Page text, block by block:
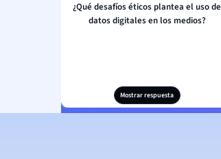
¿Qué desafíos éticos plantea el uso de
datos digitales en los medios?
Mostrar respuesta